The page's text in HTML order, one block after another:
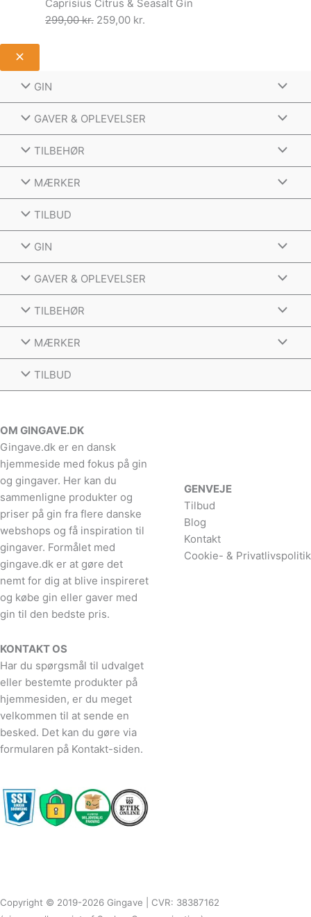
Caprisius Citrus & Seasalt Gin
299,00kr. Den
259,00 kr.
GIN
GAVER & OPLEVELSER
TILBEHØR
MÆRKER
TILBUD
GIN
GAVER & OPLEVELSER
TILBEHØR
MÆRKER
TILBUD
OM GINGAVE.DK
Gingave.dk er en dansk
hjemmeside med fokus på gin
og gingaver. Her kan du
sammenligne produkter og
priser på gin fra flere danske
webshops og få inspiration til
gingaver. Formålet med
gingave.dk er at gøre det
nemt for dig at blive inspireret
og købe gin eller gaver med
gin til den bedste pris.
GENVEJE
Tilbud
Blog
Kontakt
Cookie- & Privatlivspolitik
KONTAKT OS
Har du spørgsmål til udvalget
eller bestemte produkter på
hjemmesiden, er du meget
velkommen til at sende en
besked. Det kan du gøre via
formularen på Kontakt-siden.
Copyright © 2019-2026 Gingave | CVR: 38387162